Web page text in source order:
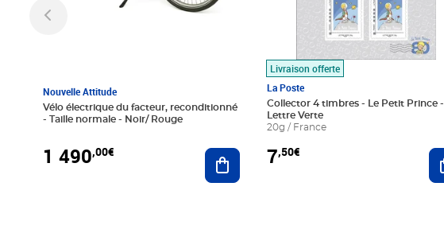
Nouvelle Attitude
Vélo électrique du facteur, reconditionné
- Taille normale - Noir/ Rouge
1 490,00€ Ajouter au panier
Livraison offerte
La Poste
Collector 4 timbres - Le Petit Prince -
Lettre Verte
20g / France
7,50€